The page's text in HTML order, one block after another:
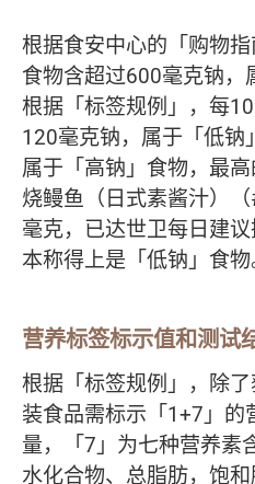
根据食安中心的「购物
食物含超过600毫克钠，
根据「标签规例」，每
120毫克钠，属于「低
属于「高钠」食物，最
烧鳗鱼（日式素酱汁）
毫克，已达世卫每日建
本称得上是「低钠」食物
营养标签标示值和测试
根据「标签规例」，除
装食品需标示「1+7」
量，「7」为七种营养素
水化合物、总脂肪，饱